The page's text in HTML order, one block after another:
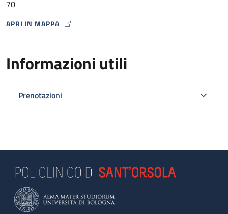
70
APRI IN MAPPA
MAP ICON
Informazioni utili
Prenotazioni